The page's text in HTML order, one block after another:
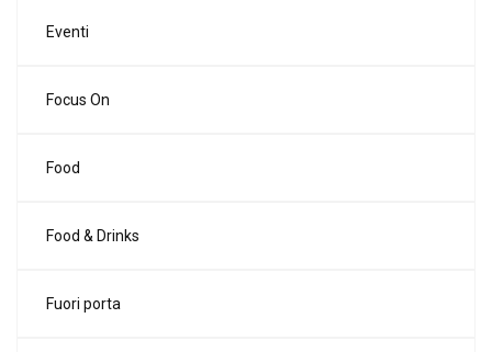
Eventi
Focus On
Food
Food & Drinks
Fuori porta